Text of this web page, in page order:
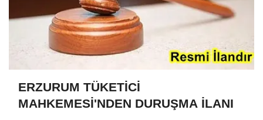
ERZURUM TÜKETİCİ
MAHKEMESİ'NDEN DURUŞMA İLANI